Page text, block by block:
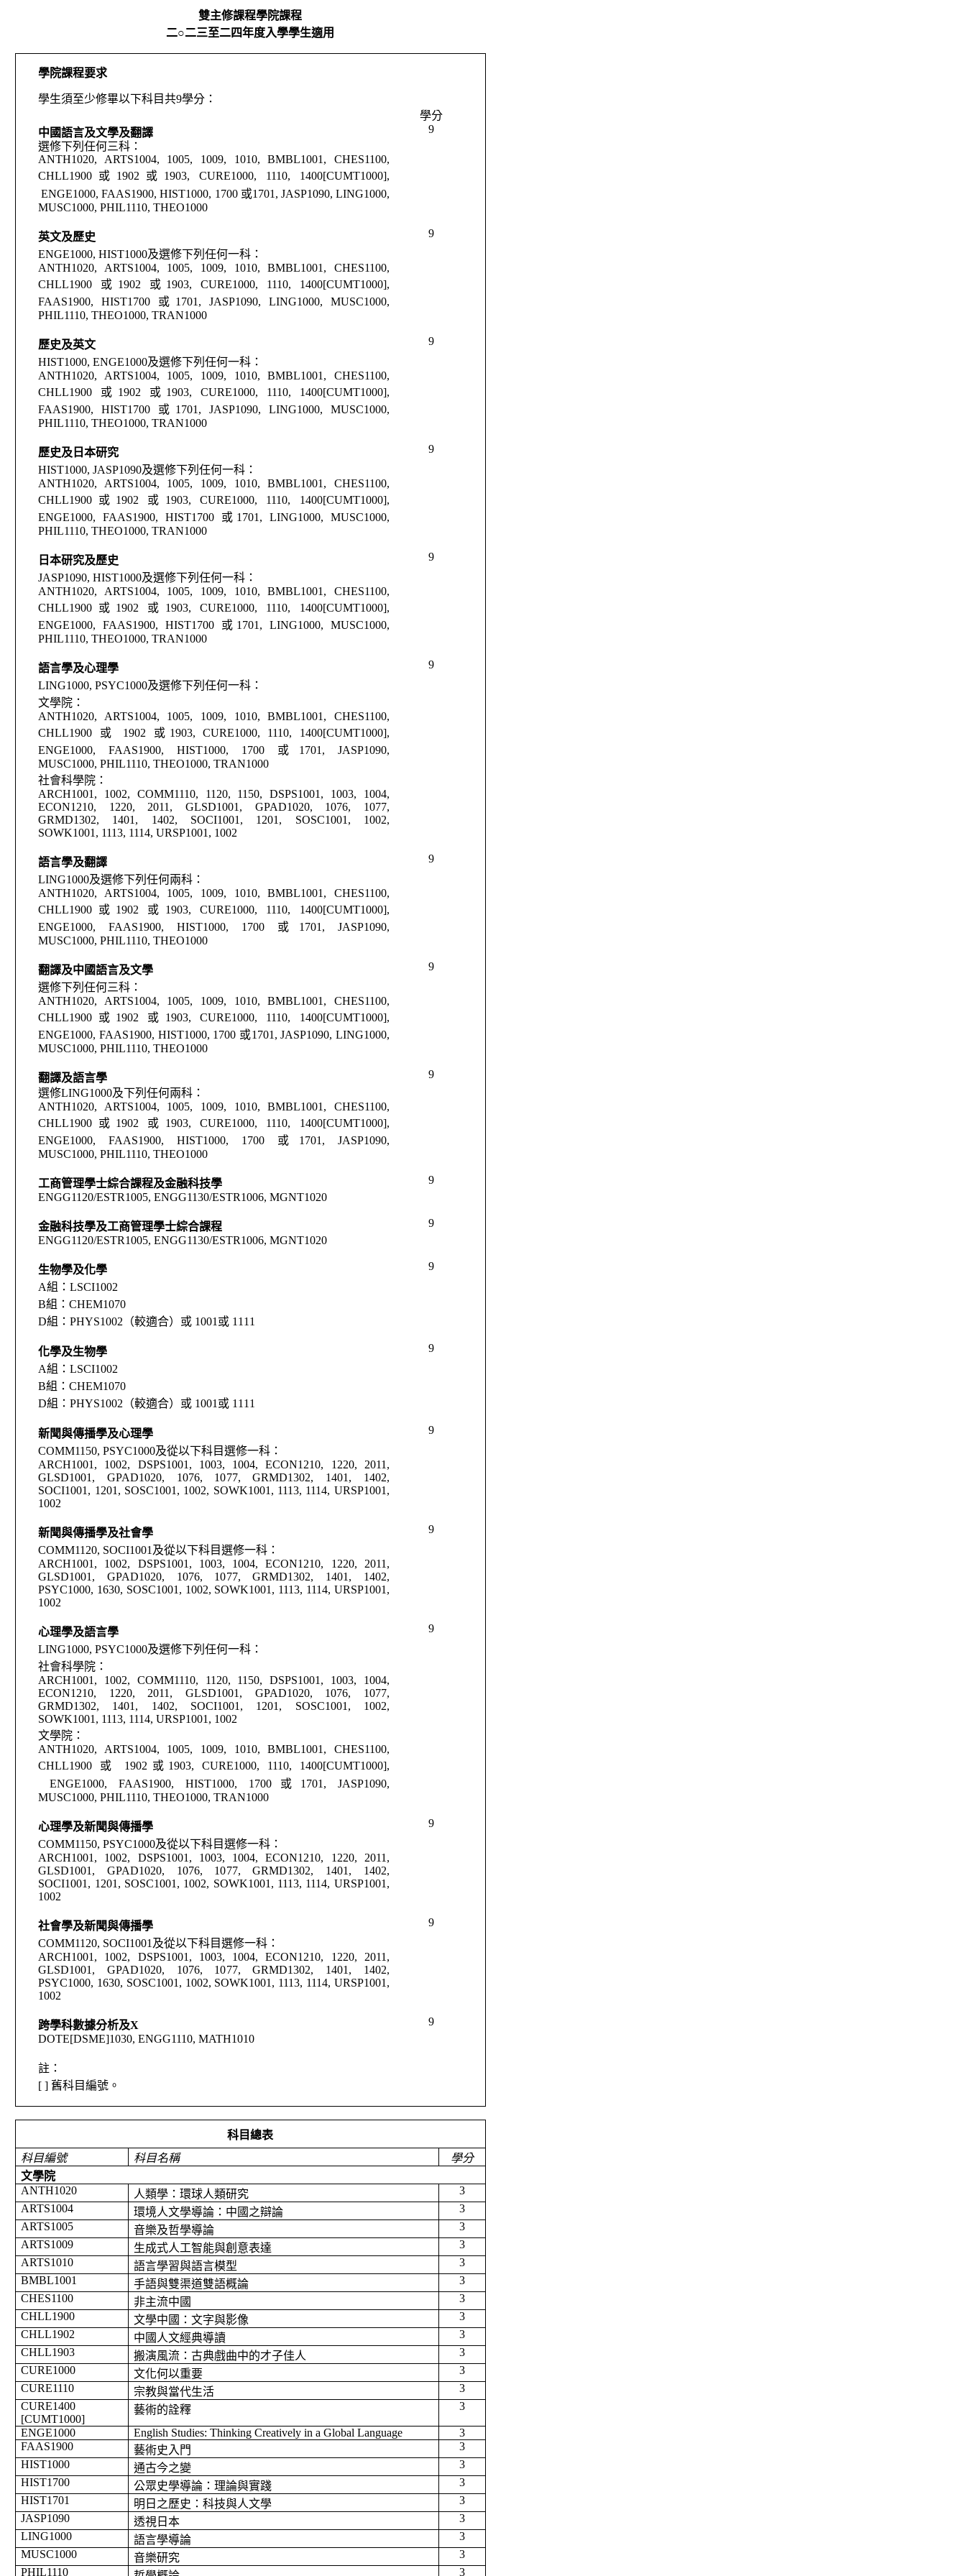
雙主修課程學院課程
二○二三至二四年度入學學生適用
學院課程要求
學生須至少修畢以下科目共9學分：
學分
中國語言及文學及翻譯
9
選修下列任何三科 ：
ANTH1020, ARTS1004, 1005, 1009, 1010, BMBL1001, CHES1100,
CHLL1900 或 1902 或 1903, CURE1000, 1110,
1400[CUMT1000],
ENGE1000, FAAS1900, HIST1000, 1700 或1701, JASP1090, LING1000,
MUSC1000, PHIL1110, THEO1000
英文及歷史
9
ENGE1000, HIST1000及選修下列任何一科：
ANTH1020, ARTS1004, 1005, 1009, 1010, BMBL1001, CHES1100,
CHLL1900 或 1902 或 1903, CURE1000, 1110, 1400[CUMT1000],
FAAS1900, HIST1700 或 1701, JASP1090, LING1000, MUSC1000,
PHIL1110, THEO1000, TRAN1000
歷史及英文
9
HIST1000, ENGE1000及選修下列任何一科：
ANTH1020, ARTS1004, 1005, 1009, 1010, BMBL1001, CHES1100,
CHLL1900 或 1902 或 1903, CURE1000, 1110, 1400[CUMT1000],
FAAS1900, HIST1700 或 1701, JASP1090, LING1000, MUSC1000,
PHIL1110, THEO1000, TRAN1000
歷史及日本研究
9
HIST1000, JASP1090及選修下列任何一科：
ANTH1020, ARTS1004, 1005, 1009, 1010, BMBL1001, CHES1100,
CHLL1900 或 1902 或 1903, CURE1000, 1110, 1400[CUMT1000],
ENGE1000, FAAS1900, HIST1700 或 1701, LING1000, MUSC1000,
PHIL1110, THEO1000, TRAN1000
日本研究及歷史
9
JASP1090, HIST1000及選修下列任何一科：
ANTH1020, ARTS1004, 1005, 1009, 1010, BMBL1001, CHES1100,
CHLL1900 或 1902 或 1903, CURE1000, 1110, 1400[CUMT1000],
ENGE1000, FAAS1900, HIST1700 或 1701, LING1000, MUSC1000,
PHIL1110, THEO1000, TRAN1000
語言學及心理學
9
LING1000, PSYC1000及選修下列任何一科：
文學院：
ANTH1020, ARTS1004, 1005, 1009, 1010, BMBL1001, CHES1100,
CHLL1900 或 1902 或 1903, CURE1000, 1110, 1400[CUMT1000],
ENGE1000, FAAS1900, HIST1000, 1700 或 1701, JASP1090,
MUSC1000, PHIL1110, THEO1000, TRAN1000
社會科學院：
ARCH1001, 1002, COMM1110, 1120, 1150, DSPS1001, 1003, 1004,
ECON1210, 1220, 2011, GLSD1001, GPAD1020, 1076, 1077,
GRMD1302, 1401, 1402, SOCI1001, 1201, SOSC1001, 1002,
SOWK1001, 1113, 1114, URSP1001, 1002
語言學及翻譯
9
LING1000及選修下列任何兩科：
ANTH1020, ARTS1004, 1005, 1009, 1010, BMBL1001, CHES1100,
CHLL1900 或 1902 或 1903, CURE1000, 1110, 1400[CUMT1000],
ENGE1000, FAAS1900, HIST1000, 1700 或 1701, JASP1090,
MUSC1000, PHIL1110, THEO1000
翻譯及中國語言及文學
9
選修下列任何三科：
ANTH1020, ARTS1004, 1005, 1009, 1010, BMBL1001, CHES1100,
CHLL1900 或 1902 或 1903, CURE1000, 1110, 1400[CUMT1000],
ENGE1000, FAAS1900, HIST1000, 1700 或1701, JASP1090, LING1000,
MUSC1000, PHIL1110, THEO1000
翻譯及語言學
9
選修LING1000及下列任何兩科 ：
ANTH1020, ARTS1004, 1005, 1009, 1010, BMBL1001, CHES1100,
CHLL1900 或 1902 或 1903, CURE1000, 1110, 1400[CUMT1000],
ENGE1000, FAAS1900, HIST1000, 1700 或 1701, JASP1090,
MUSC1000, PHIL1110, THEO1000
工商管理學士綜合課程及金融科技學
9
ENGG1120/ESTR1005, ENGG1130/ESTR1006, MGNT1020
金融科技學及工商管理學士綜合課程
9
ENGG1120/ESTR1005, ENGG1130/ESTR1006, MGNT1020
生物學及化學
9
A組：LSCI1002
B組：CHEM1070
D組：PHYS1002 （較適合）或 1001 或 1111
化學及生物學
9
A組：LSCI1002
B組：CHEM1070
D組：PHYS1002 （較適合）或 1001 或 1111
新聞與傳播學及心理學
9
COMM1150, PSYC1000及從以下科目選修一科：
ARCH1001, 1002, DSPS1001, 1003, 1004, ECON1210, 1220, 2011,
GLSD1001, GPAD1020, 1076, 1077, GRMD1302, 1401, 1402,
SOCI1001, 1201, SOSC1001, 1002, SOWK1001, 1113, 1114, URSP1001,
1002
新聞與傳播學及社會學
9
COMM1120, SOCI1001 及從以下科目選修一科：
ARCH1001, 1002, DSPS1001, 1003, 1004, ECON1210, 1220, 2011,
GLSD1001, GPAD1020, 1076, 1077, GRMD1302, 1401, 1402,
PSYC1000, 1630, SOSC1001, 1002, SOWK1001, 1113, 1114, URSP1001,
1002
心理學及語言學
9
LING1000, PSYC1000及選修下列任何一科：
社會科學院：
ARCH1001, 1002, COMM1110, 1120, 1150, DSPS1001, 1003, 1004,
ECON1210, 1220, 2011, GLSD1001, GPAD1020, 1076, 1077,
GRMD1302, 1401, 1402, SOCI1001, 1201, SOSC1001, 1002,
SOWK1001, 1113, 1114, URSP1001, 1002
文學院：
ANTH1020, ARTS1004, 1005, 1009, 1010, BMBL1001, CHES1100,
CHLL1900 或 1902 或 1903, CURE1000, 1110,
1400[CUMT1000],
ENGE1000, FAAS1900, HIST1000, 1700或 1701 , JASP1090,
MUSC1000, PHIL1110, THEO1000, TRAN1000
心理學及新聞與傳播學
9
COMM1150, PSYC1000及從以下科目選修一科：
ARCH1001, 1002, DSPS1001, 1003, 1004, ECON1210, 1220, 2011,
GLSD1001, GPAD1020, 1076, 1077, GRMD1302, 1401, 1402,
SOCI1001, 1201, SOSC1001, 1002, SOWK1001, 1113, 1114, URSP1001,
1002
社會學及新聞與傳播學
9
COMM1120, SOCI1001 及從以下科目選修一科：
ARCH1001, 1002, DSPS1001, 1003, 1004, ECON1210, 1220, 2011,
GLSD1001, GPAD1020, 1076, 1077, GRMD1302, 1401, 1402,
PSYC1000, 1630, SOSC1001, 1002, SOWK1001, 1113, 1114, URSP1001,
1002
跨學科數據分析及X
9
DOTE[DSME]1030, ENGG1110, MATH1010
註：
[ ] 舊科目編號。
科目總表
科目編號
科目名稱
學分
文學院
ANTH1020
人類學：環球人類研究
3
ARTS1004
環境人文學導論：中國之辯論
3
ARTS1005
音樂及哲學導論
3
ARTS1009
生成式人工智能與創意表達
3
ARTS1010
語言學習與語言模型
3
BMBL1001
手語與雙渠道雙語概論
3
CHES1100
非主流中國
3
CHLL1900
文學中國：文字與影像
3
CHLL1902
中國人文經典導讀
3
CHLL1903
搬演風流：古典戲曲中的才子佳人
3
CURE1000
文化何以重要
3
CURE1110
宗教與當代生活
3
CURE1400
[CUMT1000]
藝術的詮釋 3
ENGE1000 English Studies: Thinking Creatively in a Global Language
3
FAAS1900
藝術史入門
3
HIST1000
通古今之變
3
HIST1700
公眾史學導論：理論與實踐
3
HIST1701
明日之歷史：科技與人文學
3
JASP1090
透視日本
3
LING1000
語言學導論
3
MUSC1000
音樂研究
3
PHIL1110
3